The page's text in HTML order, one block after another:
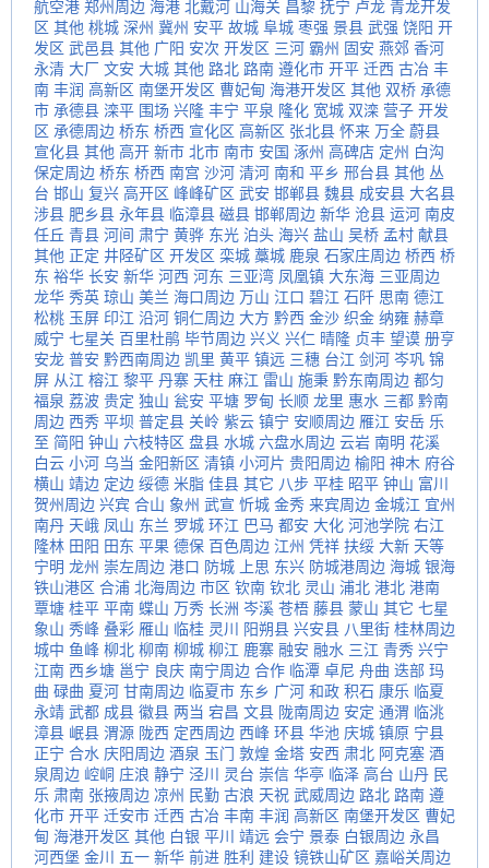
航空港 郑州周边 海港 北戴河 山海关 昌黎 抚宁 卢龙 青龙开发
区 其他 桃城 深州 冀州 安平 故城 阜城 枣强 景县 武强 饶阳 开
发区 武邑县 其他 广阳 安次 开发区 三河 霸州 固安 燕郊 香河
永清 大厂 文安 大城 其他 路北 路南 遵化市 开平 迁西 古冶 丰
南 丰润 高新区 南堡开发区 曹妃甸 海港开发区 其他 双桥 承德
市 承德县 滦平 围场 兴隆 丰宁 平泉 隆化 宽城 双滦 营子 开发
区 承德周边 桥东 桥西 宣化区 高新区 张北县 怀来 万全 蔚县
宣化县 其他 高开 新市 北市 南市 安国 涿州 高碑店 定州 白沟
保定周边 桥东 桥西 南宫 沙河 清河 南和 平乡 邢台县 其他 丛
台 邯山 复兴 高开区 峰峰矿区 武安 邯郸县 魏县 成安县 大名县
涉县 肥乡县 永年县 临漳县 磁县 邯郸周边 新华 沧县 运河 南皮
任丘 青县 河间 肃宁 黄骅 东光 泊头 海兴 盐山 吴桥 孟村 献县
其他 正定 井陉矿区 开发区 栾城 藁城 鹿泉 石家庄周边 桥西 桥
东 裕华 长安 新华 河西 河东 三亚湾 凤凰镇 大东海 三亚周边
龙华 秀英 琼山 美兰 海口周边 万山 江口 碧江 石阡 思南 德江
松桃 玉屏 印江 沿河 铜仁周边 大方 黔西 金沙 织金 纳雍 赫章
威宁 七星关 百里杜鹃 毕节周边 兴义 兴仁 晴隆 贞丰 望谟 册亨
安龙 普安 黔西南周边 凯里 黄平 镇远 三穗 台江 剑河 岑巩 锦
屏 从江 榕江 黎平 丹寨 天柱 麻江 雷山 施秉 黔东南周边 都匀
福泉 荔波 贵定 独山 瓮安 平塘 罗甸 长顺 龙里 惠水 三都 黔南
周边 西秀 平坝 普定县 关岭 紫云 镇宁 安顺周边 雁江 安岳 乐
至 简阳 钟山 六枝特区 盘县 水城 六盘水周边 云岩 南明 花溪
白云 小河 乌当 金阳新区 清镇 小河片 贵阳周边 榆阳 神木 府谷
横山 靖边 定边 绥德 米脂 佳县 其它 八步 平桂 昭平 钟山 富川
贺州周边 兴宾 合山 象州 武宣 忻城 金秀 来宾周边 金城江 宜州
南丹 天峨 凤山 东兰 罗城 环江 巴马 都安 大化 河池学院 右江
隆林 田阳 田东 平果 德保 百色周边 江州 凭祥 扶绥 大新 天等
宁明 龙州 崇左周边 港口 防城 上思 东兴 防城港周边 海城 银海
铁山港区 合浦 北海周边 市区 钦南 钦北 灵山 浦北 港北 港南
覃塘 桂平 平南 蝶山 万秀 长洲 岑溪 苍梧 藤县 蒙山 其它 七星
象山 秀峰 叠彩 雁山 临桂 灵川 阳朔县 兴安县 八里街 桂林周边
城中 鱼峰 柳北 柳南 柳城 柳江 鹿寨 融安 融水 三江 青秀 兴宁
江南 西乡塘 邕宁 良庆 南宁周边 合作 临潭 卓尼 舟曲 迭部 玛
曲 碌曲 夏河 甘南周边 临夏市 东乡 广河 和政 积石 康乐 临夏
永靖 武都 成县 徽县 两当 宕昌 文县 陇南周边 安定 通渭 临洮
漳县 岷县 渭源 陇西 定西周边 西峰 环县 华池 庆城 镇原 宁县
正宁 合水 庆阳周边 酒泉 玉门 敦煌 金塔 安西 肃北 阿克塞 酒
泉周边 崆峒 庄浪 静宁 泾川 灵台 崇信 华亭 临泽 高台 山丹 民
乐 肃南 张掖周边 凉州 民勤 古浪 天祝 武威周边 路北 路南 遵
化市 开平 迁安市 迁西 古冶 丰南 丰润 高新区 南堡开发区 曹妃
甸 海港开发区 其他 白银 平川 靖远 会宁 景泰 白银周边 永昌
河西堡 金川 五一 新华 前进 胜利 建设 镜铁山矿区 嘉峪关周边